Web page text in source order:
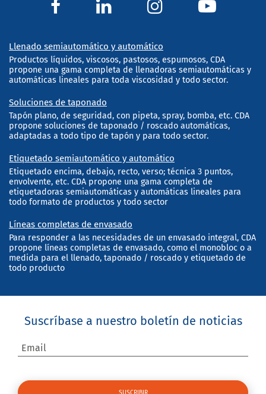
Llenado semiautomático y automático
Productos líquidos, viscosos, pastosos, espumosos, CDA
propone una gama completa de llenadoras semiautomáticas y
automáticas lineales para toda viscosidad y todo sector.
Soluciones de taponado
Tapón plano, de seguridad, con pipeta, spray, bomba, etc. CDA
propone soluciones de taponado / roscado automáticas,
adaptadas a todo tipo de tapón y para todo sector.
Etiquetado semiautomático y automático
Etiquetado encima, debajo, recto, verso; técnica 3 puntos,
envolvente, etc. CDA propone una gama completa de
etiquetadoras semiautomáticas y automáticas lineales para
todo formato de productos y todo sector
Líneas completas de envasado
Para responder a las necesidades de un envasado integral, CDA
propone líneas completas de envasado, como el monobloc o a
medida para el llenado, taponado / roscado y etiquetado de
todo producto
Suscríbase a nuestro boletín de noticias
Email